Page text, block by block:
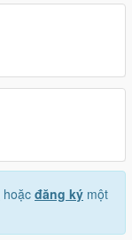
hoặc đăng ký một